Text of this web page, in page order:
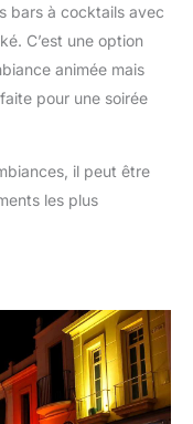
bars à cocktails avec
C’est une option
animée mais
pour une soirée
il peut être
les plus